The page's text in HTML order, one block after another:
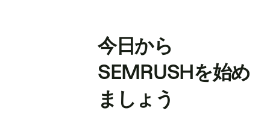
今日から
SEMRUSHを始め
ましょう